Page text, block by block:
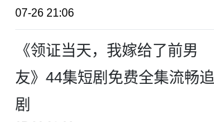
07-26 21:06
《领证当天，我嫁给了前男
友》44集短剧免费全集流畅追
剧